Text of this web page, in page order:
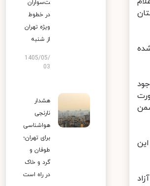
ت‌سواران
در خطوط
ویژه تهران
از شنبه
1405/05/
03
هشدار
نارنجی
هواشناسی
برای تهران؛
طوفان و
گرد و خاک
در راه است